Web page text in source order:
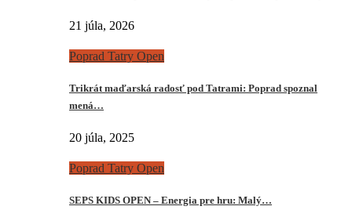
21 júla, 2026
Poprad Tatry Open
Trikrát maďarská radosť pod Tatrami: Poprad spoznal
mená…
20 júla, 2025
Poprad Tatry Open
SEPS KIDS OPEN – Energia pre hru: Malý…